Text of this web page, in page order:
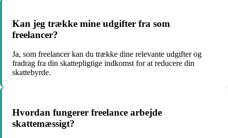
Kan jeg trække mine udgifter fra som
freelancer?
Ja, som freelancer kan du trække dine relevante udgifter og
fradrag fra din skattepligtige indkomst for at reducere din
skattebyrde.
Hvordan fungerer freelance arbejde
skattemæssigt?